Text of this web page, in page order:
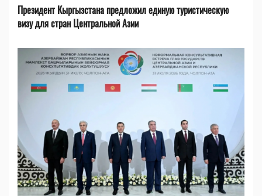
Президент Кыргызстана предложил единую туристическую
визу для стран Центральной Азии